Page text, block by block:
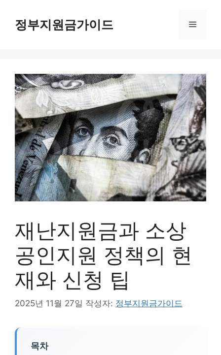
정부지원금가이드 메
재난지원금과 소상
공인지원 정책의 현
재와 신청 팁
2025년 11월 27일 작성자: 정부지원금가이드
목차